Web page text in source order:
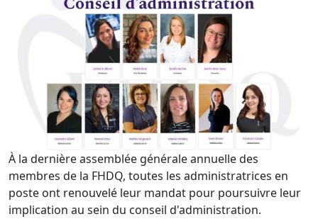
À la dernière assemblée générale annuelle des
membres de la FHDQ, toutes les administratrices en
poste ont renouvelé leur mandat pour poursuivre leur
implication au sein du conseil d'administration.